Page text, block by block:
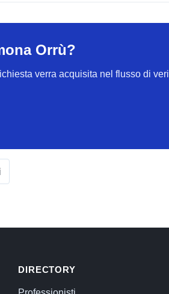
Orrù?
verra acquisita nel flusso di
DIRECTORY